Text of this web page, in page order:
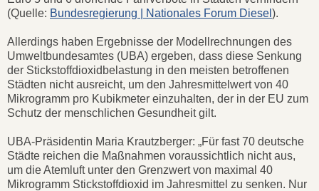
(Quelle: Bundesregierung | Nationales Forum Diesel ).
Allerdings haben Ergebnisse der Modellrechnungen des
Umweltbundesamtes (UBA) ergeben, dass diese Senkung
der Stickstoffdioxidbelastung in den meisten betroffenen
Städten nicht ausreicht, um den Jahresmittelwert von 40
Mikrogramm pro Kubikmeter einzuhalten, der in der EU zum
Schutz der menschlichen Gesundheit gilt.
UBA-Präsidentin Maria Krautzberger: „Für fast 70 deutsche
Städte reichen die Maßnahmen voraussichtlich nicht aus,
um die Atemluft unter den Grenzwert von maximal 40
Mikrogramm Stickstoffdioxid im Jahresmittel zu senken. Nur